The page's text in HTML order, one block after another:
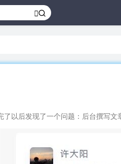
了以后发现了一个问题：后台撰写